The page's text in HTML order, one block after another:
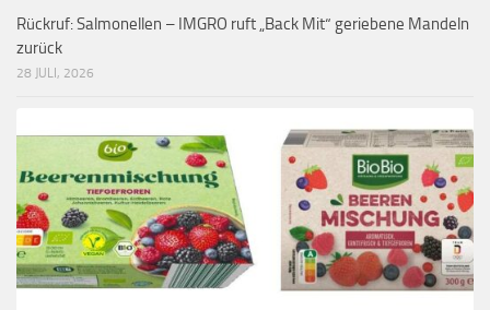
Rückruf: Salmonellen – IMGRO ruft „Back Mit“ geriebene Mandeln
zurück
28 JULI, 2026